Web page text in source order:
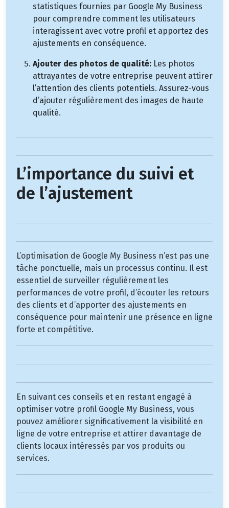
statistiques fournies par Google My Business
pour comprendre comment les utilisateurs
interagissent avec votre profil et apportez des
ajustements en conséquence.
Ajouter des photos de qualité: Les photos
attrayantes de votre entreprise peuvent attirer
l’attention des clients potentiels. Assurez-vous
d’ajouter régulièrement des images de haute
qualité.
L’importance du suivi et
de l’ajustement
L’optimisation de Google My Business n’est pas une
tâche ponctuelle, mais un processus continu. Il est
essentiel de surveiller régulièrement les
performances de votre profil, d’écouter les retours
des clients et d’apporter des ajustements en
conséquence pour maintenir une présence en ligne
forte et compétitive.
En suivant ces conseils et en restant engagé à
optimiser votre profil Google My Business, vous
pouvez améliorer significativement la visibilité en
ligne de votre entreprise et attirer davantage de
clients locaux intéressés par vos produits ou
services.